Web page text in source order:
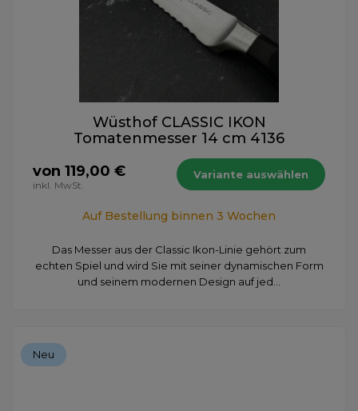
Wüsthof CLASSIC IKON
Tomatenmesser 14 cm 4136
von 119,00 €
inkl. MwSt.
Variante auswählen
Auf Bestellung binnen 3 Wochen
Das Messer aus der Classic Ikon-Linie gehört zum
echten Spiel und wird Sie mit seiner dynamischen Form
und seinem modernen Design auf jed...
Neu